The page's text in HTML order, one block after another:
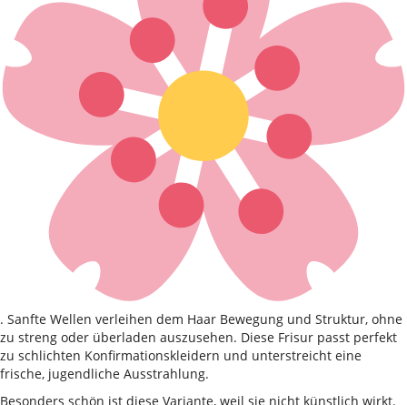
. Sanfte Wellen verleihen dem Haar Bewegung und Struktur, ohne
zu streng oder überladen auszusehen. Diese Frisur passt perfekt
zu schlichten Konfirmationskleidern und unterstreicht eine
frische, jugendliche Ausstrahlung.
Besonders schön ist diese Variante, weil sie nicht künstlich wirkt.